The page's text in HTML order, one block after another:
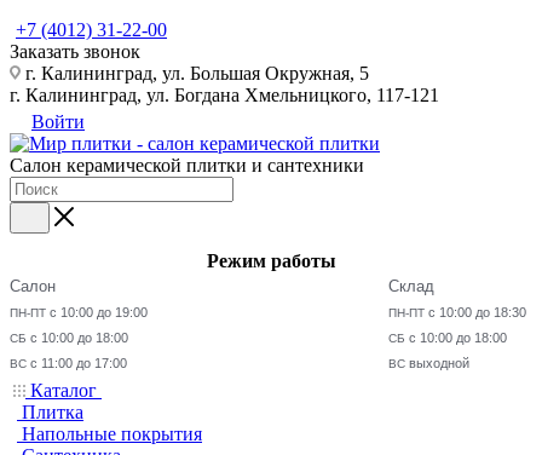
+7 (4012) 31-22-00
Заказать звонок
г. Калининград, ул. Большая Окружная, 5
г. Калининград, ул. Богдана Хмельницкого, 117-121
Войти
Салон керамической плитки и сантехники
Режим работы
Салон
ПН-ПТ с 10:00 до 19:00
СБ с 10:00 до 18:00
ВС с 11:00 до 17:00
Склад
ПН-ПТ с 10:00 до 18:30
СБ с 10:00 до 18:00
ВС выходной
Каталог
Плитка
Напольные покрытия